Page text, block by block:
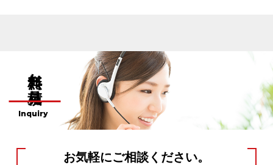
無料お見積り
Inquiry
お気軽にご相談ください。